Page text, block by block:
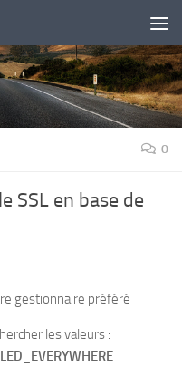
0
SSL en base de
gestionnaire préféré
les valeurs :